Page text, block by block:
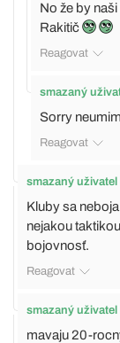
No že by
Rakitič
Reagovat
smazaný
Sorry
Reagovat
smazaný uživatel
Kluby sa
nejakou
bojovnosť.
Reagovat
smazaný uživatel
mavaju 20-